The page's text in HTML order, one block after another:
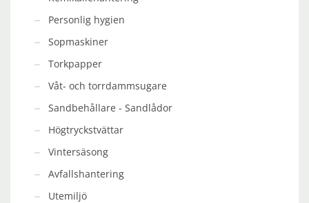
Personlig hygien
Sopmaskiner
Torkpapper
Våt- och torrdammsugare
Sandbehållare - Sandlådor
Högtryckstvättar
Vintersäsong
Avfallshantering
Utemiljö